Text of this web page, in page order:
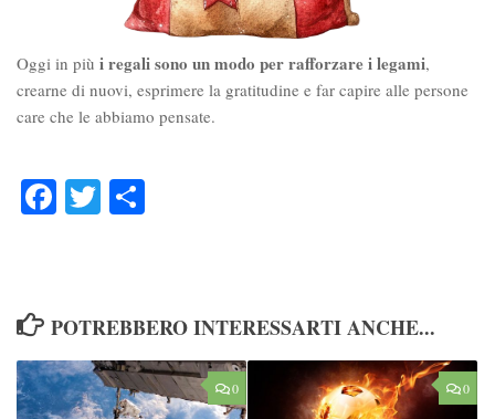
Oggi in più i regali sono un modo per rafforzare i legami,
crearne di nuovi, esprimere la gratitudine e far capire alle persone
care che le abbiamo pensate.
FacebookTwitter
POTREBBERO INTERESSARTI ANCHE...
0 0